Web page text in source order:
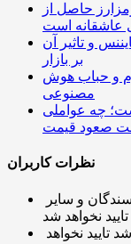
دلار رمزارز حاصل از
عاشقانه است
و تاثیر آن
بر بازار
و حباب هوش
مصنوعی
چه عواملی
نظرات کاربران